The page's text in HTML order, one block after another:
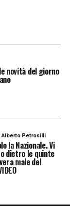
novità del giorno
Alberto Petrosilli
la Nazionale. Vi
dietro le quinte
male del